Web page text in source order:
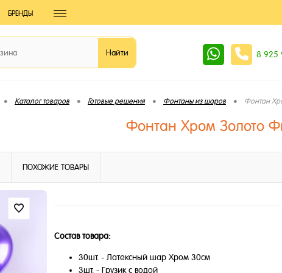
БРЕНДЫ
8 925
• Каталог товаров • Готовые решения • Фонтаны из шаров • Фонтан
Фонтан Хром Золото
ПОХОЖИЕ ТОВАРЫ
Состав товара:
30шт. - Латексный шар Хром 30см
3шт. - Грузик с водой